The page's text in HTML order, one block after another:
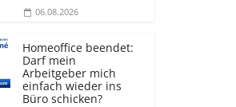
06.08.2026
Homeoffice beendet:
Darf mein
Arbeitgeber mich
einfach wieder ins
Büro schicken?